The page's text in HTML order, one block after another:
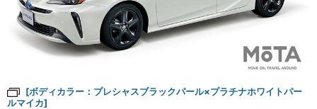
[ボディカラー：プレシャスブラックパール×プラチナホワイトパー
ルマイカ]